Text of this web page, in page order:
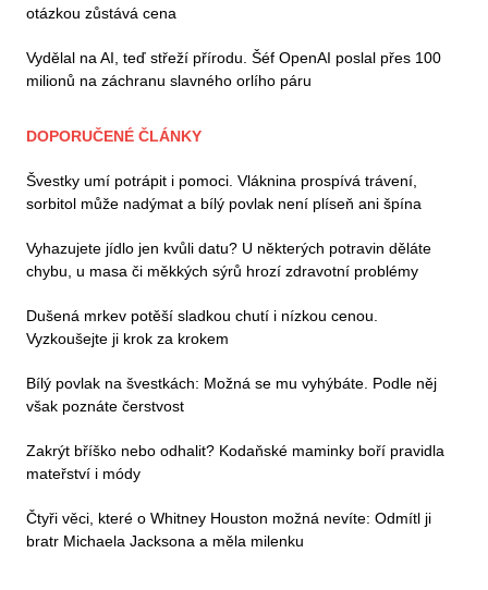
otázkou zůstává cena
Vydělal na AI, teď střeží přírodu. Šéf OpenAI poslal přes 100
milionů na záchranu slavného orlího páru
DOPORUČENÉ ČLÁNKY
Švestky umí potrápit i pomoci. Vláknina prospívá trávení,
sorbitol může nadýmat a bílý povlak není plíseň ani špína
Vyhazujete jídlo jen kvůli datu? U některých potravin děláte
chybu, u masa či měkkých sýrů hrozí zdravotní problémy
Dušená mrkev potěší sladkou chutí i nízkou cenou.
Vyzkoušejte ji krok za krokem
Bílý povlak na švestkách: Možná se mu vyhýbáte. Podle něj
však poznáte čerstvost
Zakrýt bříško nebo odhalit? Kodaňské maminky boří pravidla
mateřství i módy
Čtyři věci, které o Whitney Houston možná nevíte: Odmítl ji
bratr Michaela Jacksona a měla milenku